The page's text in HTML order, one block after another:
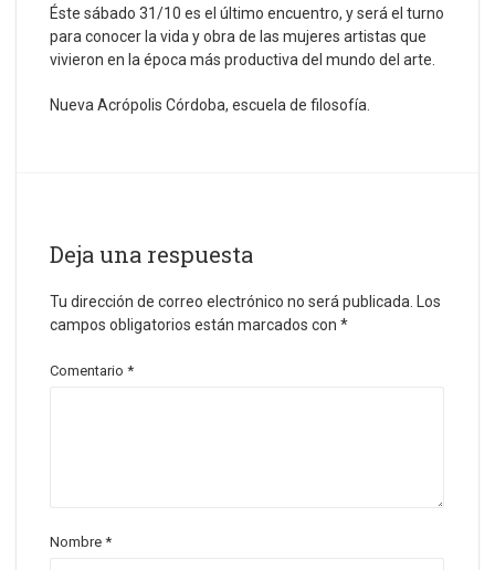
Éste sábado 31/10 es el último encuentro, y será el turno
para conocer la vida y obra de las mujeres artistas que
vivieron en la época más productiva del mundo del arte.
Nueva Acrópolis Córdoba, escuela de filosofía.
Deja una respuesta
Tu dirección de correo electrónico no será publicada. Los
campos obligatorios están marcados con *
Comentario *
Nombre *